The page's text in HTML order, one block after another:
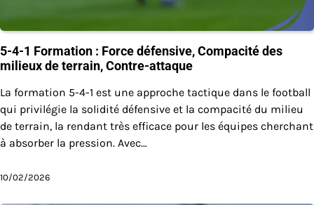
5-4-1 Formation : Force défensive, Compacité des
milieux de terrain, Contre-attaque
La formation 5-4-1 est une approche tactique dans le football
qui privilégie la solidité défensive et la compacité du milieu
de terrain, la rendant très efficace pour les équipes cherchant
à absorber la pression. Avec…
10/02/2026